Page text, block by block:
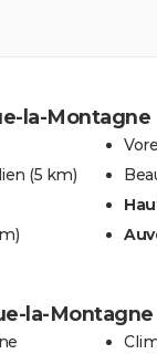
la-Montagne
(5 km)
la-Montagne